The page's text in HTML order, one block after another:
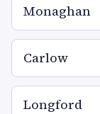
Monaghan
Carlow
Longford